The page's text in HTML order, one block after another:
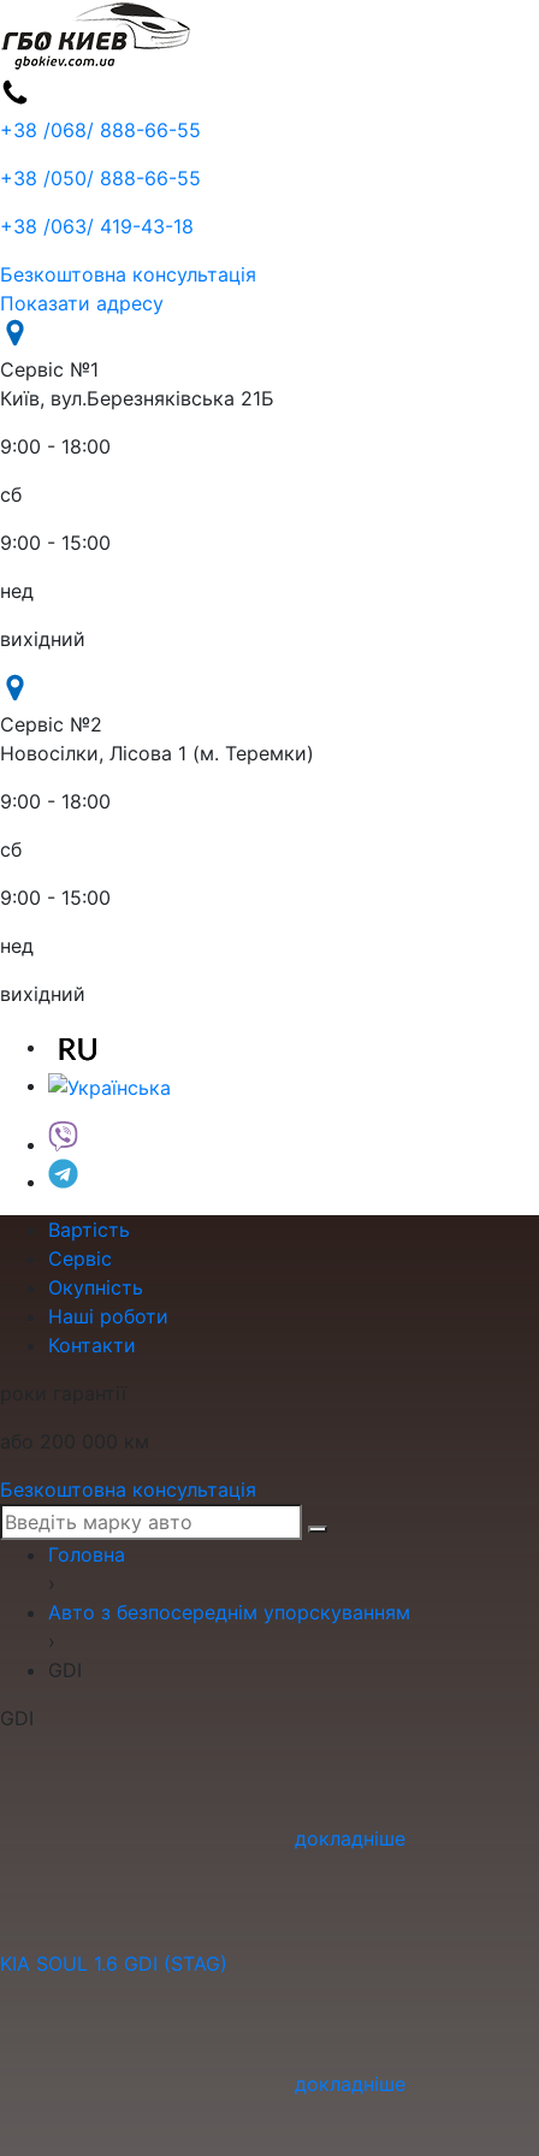
+38 /068/ 888-66-55
+38 /050/ 888-66-55
+38 /063/ 419-43-18
Безкоштовна консультація
Показати адресу
Сервіс №1
Київ, вул.Березняківська 21Б
9:00 - 18:00
сб
9:00 - 15:00
нед
вихідний
Сервіс №2
Новосілки, Лісова 1 (м. Теремки)
9:00 - 18:00
сб
9:00 - 15:00
нед
вихідний
Вартість
Сервіс
Окупність
Наші роботи
Контакти
або 200 000 км
Безкоштовна консультація
Головна
›
Авто з безпосереднім упорскуванням
›
GDI
GDI
докладніше
KIA SOUL 1.6 GDI (STAG)
докладніше